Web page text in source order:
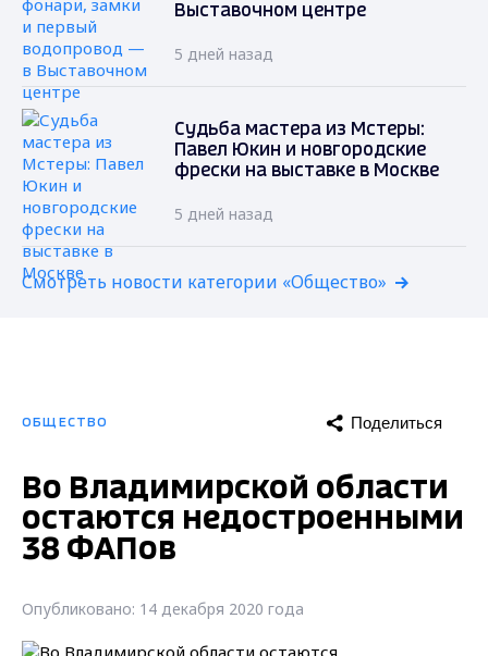
Выставочном центре
5 дней назад
Судьба мастера из Мстеры:
Павел Юкин и новгородские
фрески на выставке в Москве
5 дней назад
Смотреть новости категории «Общество»
ОБЩЕСТВО Поделиться
Во Владимирской области
остаются недостроенными
38 ФАПов
Опубликовано: 14 декабря 2020 года